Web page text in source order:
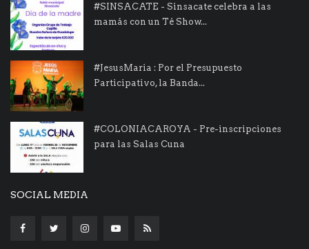
#SINSACATE - Sinsacate celebra a las
mamás con un Té Show...
#JesusMaria : Por el Presupuesto
Participativo, la Banda...
#COLONIACAROYA - Pre-inscripciones
para las Salas Cuna
SOCIAL MEDIA